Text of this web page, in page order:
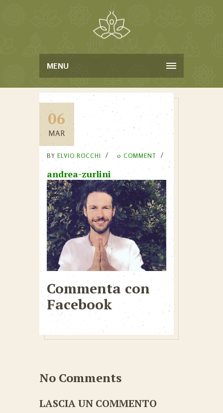
MENU
06
MAR
BY ELVIO ROCCHI 0 COMMENT
andrea-zurlini
Commenta con
Facebook
No Comments
LASCIA UN COMMENTO